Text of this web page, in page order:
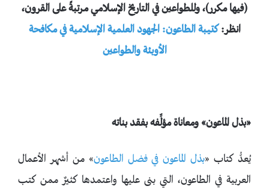
(فيها مكرر)، وللطواعين في التاريخ الإسلامي مرتبةً على القرون،
انظر:كتيبة الطاعون: الجهود العلمية الإسلامية في مكافحة
الأوبئة والطواعين
«بذل الماعون» ومعاناة مؤلِّفه بفقد بناته
يُعدُّ كتاب «بذل الماعون في فضل الطاعون» من أشهر الأعمال
العربية في الطاعون، التي بنى عليها واعتمدها كثيرٌ ممن كتب